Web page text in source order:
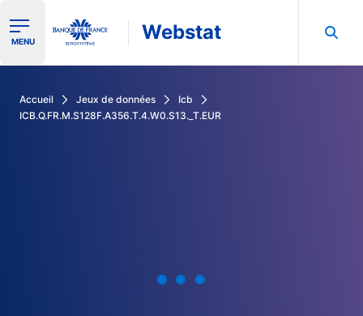
Ouvrir le menu de navigation
MENU Webstat
Accueil Jeux de données
Icb
ICB.Q.FR.M.S128F.A356.T.4.W0.S13._T.EUR